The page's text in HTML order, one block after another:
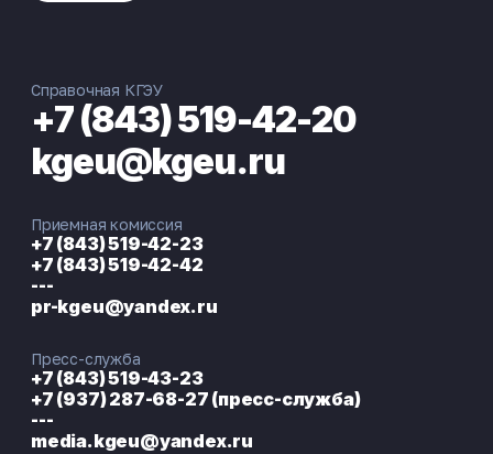
Справочная КГЭУ
+7 (843) 519-42-20
kgeu@kgeu.ru
Приемная комиссия
+7 (843) 519-42-23
+7 (843) 519-42-42
---
pr-kgeu@yandex.ru
Пресс-служба
+7 (843) 519-43-23
+7 (937) 287-68-27 (пресс-служба)
---
media.kgeu@yandex.ru